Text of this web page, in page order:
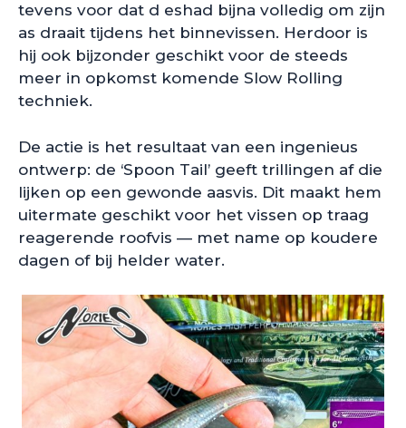
tevens voor dat d eshad bijna volledig om zijn
as draait tijdens het binnevissen. Herdoor is
hij ook bijzonder geschikt voor de steeds
meer in opkomst komende Slow Rolling
techniek.
De actie is het resultaat van een ingenieus
ontwerp: de ‘Spoon Tail’ geeft trillingen af die
lijken op een gewonde aasvis. Dit maakt hem
uitermate geschikt voor het vissen op traag
reagerende roofvis — met name op koudere
dagen of bij helder water.